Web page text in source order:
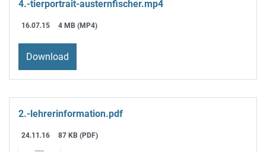
4.-tierportrait-austernfischer.mp4
16.07.15 4 MB (MP4)
Download
2.-lehrerinformation.pdf
24.11.16 87 KB (PDF)